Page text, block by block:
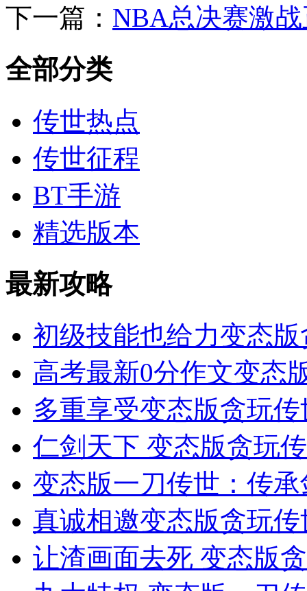
下一篇： NBA总决赛激
全部分类
传世热点
传世征程
BT手游
精选版本
最新攻略
初级技能也给力变态
高考最新0分作文变态
多重享受变态版贪玩
仁剑天下 变态版贪玩
变态版一刀传世：传
真诚相邀变态版贪玩
让渣画面去死 变态版